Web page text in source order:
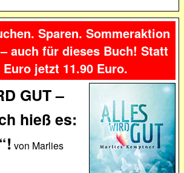
Sparen. Sommeraktion
auch für dieses Buch! Statt
Euro jetzt 11.90 Euro.
GUT –
hieß es:
von Marlies